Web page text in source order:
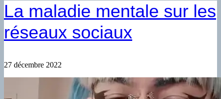
La maladie mentale sur les
réseaux sociaux
27 décembre 2022